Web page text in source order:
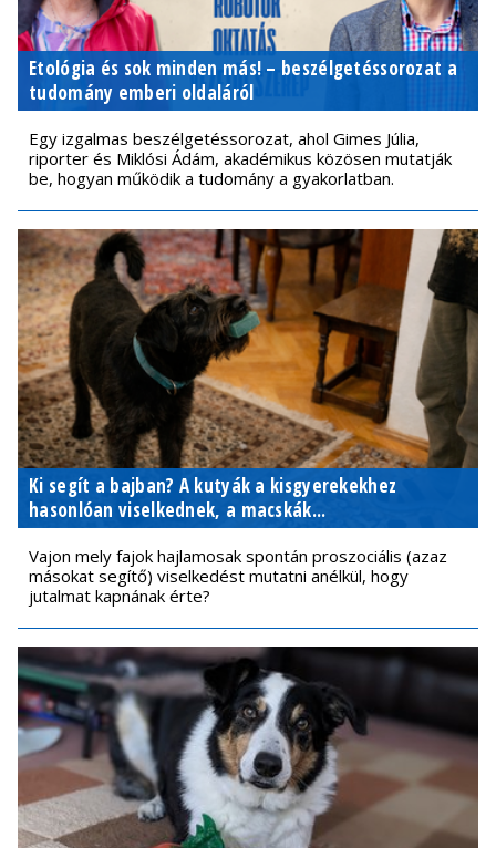
Etológia és sok minden más! – beszélgetéssorozat a
tudomány emberi oldaláról
Egy izgalmas beszélgetéssorozat, ahol Gimes Júlia,
riporter és Miklósi Ádám, akadémikus közösen mutatják
be, hogyan működik a tudomány a gyakorlatban.
Ki segít a bajban? A kutyák a kisgyerekekhez
hasonlóan viselkednek, a macskák...
Vajon mely fajok hajlamosak spontán proszociális (azaz
másokat segítő) viselkedést mutatni anélkül, hogy
jutalmat kapnának érte?